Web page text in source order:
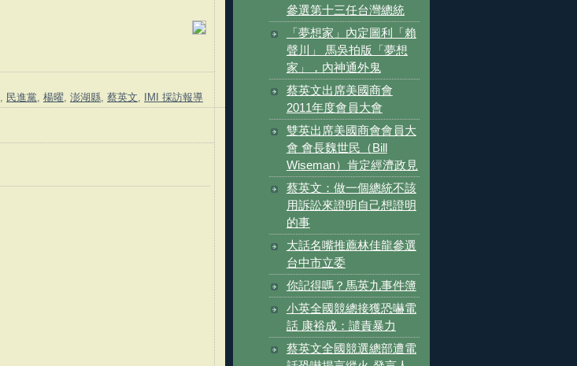
民進黨 楊曜 澎湖縣 蔡英文 IMI 採訪報導
參選第十三任台灣總統
「夢想家」內定圖利「賴
聲川」 馬吳拍版「夢想
家」，內神通外鬼
蔡英文出席美國商會
2011年度會員大會
雙英出席美國商會會員大
會 會長魏世民（Bill
Wiseman）肯定經濟政見
蔡英文：做一個總統不該
用訴訟來證明自己想證明
的事
大話名嘴推薦林佳龍參選
台中市立委
你記得嗎？馬英九事件簿
小英全國競總接獲恐嚇電
話 康裕成：譴責暴力
蔡英文全國競選總部遭電